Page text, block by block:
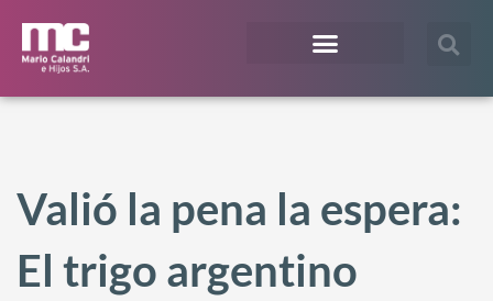
Valió la pena la espera:
El trigo argentino